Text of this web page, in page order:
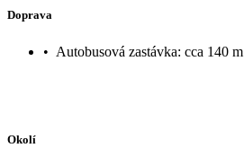
Doprava
• Autobusová zastávka: cca 140 m
Okolí